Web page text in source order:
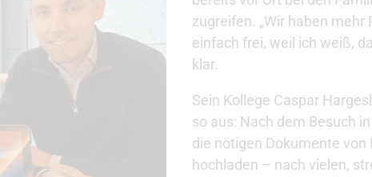
zugreifen. „Wir haben mehr
einfach frei, weil ich weiß,
klar.
Sein Kollege Caspar
so aus: Nach dem Besuch
die nötigen Dokumente
hochladen – nach vielen,